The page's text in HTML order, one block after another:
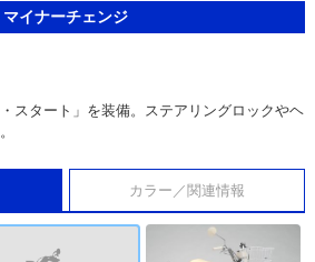
マイナーチェンジ
スタート」を装備。ステアリングロックやヘ
カラー／関連情報